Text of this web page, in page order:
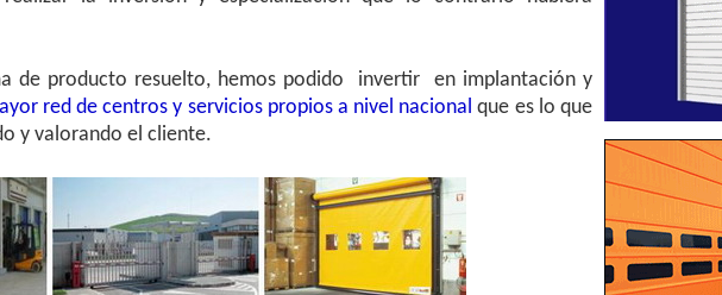
de producto resuelto, hemos podido invertir en implantación y
red de centros y servicios propios a nivel nacional que es lo que
y valorando el cliente.